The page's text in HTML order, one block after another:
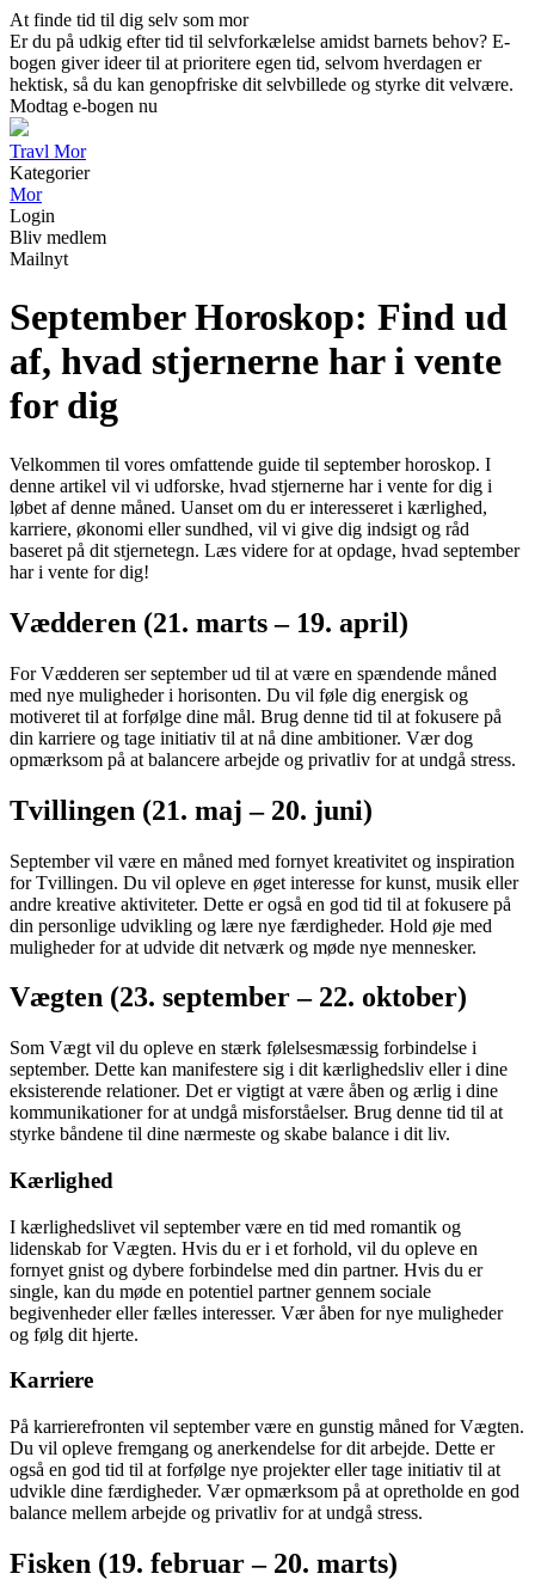
At finde tid til dig selv som mor
Er du på udkig efter tid til selvforkælelse amidst barnets behov? E-
bogen giver ideer til at prioritere egen tid, selvom hverdagen er
hektisk, så du kan genopfriske dit selvbillede og styrke dit velvære.
Modtag e-bogen nu
Travl Mor
Kategorier
Mor
Login
Bliv medlem
Mailnyt
September Horoskop: Find ud
af, hvad stjernerne har i vente
for dig
Velkommen til vores omfattende guide til september horoskop. I
denne artikel vil vi udforske, hvad stjernerne har i vente for dig i
løbet af denne måned. Uanset om du er interesseret i kærlighed,
karriere, økonomi eller sundhed, vil vi give dig indsigt og råd
baseret på dit stjernetegn. Læs videre for at opdage, hvad september
har i vente for dig!
Vædderen (21. marts – 19. april)
For Vædderen ser september ud til at være en spændende måned
med nye muligheder i horisonten. Du vil føle dig energisk og
motiveret til at forfølge dine mål. Brug denne tid til at fokusere på
din karriere og tage initiativ til at nå dine ambitioner. Vær dog
opmærksom på at balancere arbejde og privatliv for at undgå stress.
Tvillingen (21. maj – 20. juni)
September vil være en måned med fornyet kreativitet og inspiration
for Tvillingen. Du vil opleve en øget interesse for kunst, musik eller
andre kreative aktiviteter. Dette er også en god tid til at fokusere på
din personlige udvikling og lære nye færdigheder. Hold øje med
muligheder for at udvide dit netværk og møde nye mennesker.
Vægten (23. september – 22. oktober)
Som Vægt vil du opleve en stærk følelsesmæssig forbindelse i
september. Dette kan manifestere sig i dit kærlighedsliv eller i dine
eksisterende relationer. Det er vigtigt at være åben og ærlig i dine
kommunikationer for at undgå misforståelser. Brug denne tid til at
styrke båndene til dine nærmeste og skabe balance i dit liv.
Kærlighed
I kærlighedslivet vil september være en tid med romantik og
lidenskab for Vægten. Hvis du er i et forhold, vil du opleve en
fornyet gnist og dybere forbindelse med din partner. Hvis du er
single, kan du møde en potentiel partner gennem sociale
begivenheder eller fælles interesser. Vær åben for nye muligheder
og følg dit hjerte.
Karriere
På karrierefronten vil september være en gunstig måned for Vægten.
Du vil opleve fremgang og anerkendelse for dit arbejde. Dette er
også en god tid til at forfølge nye projekter eller tage initiativ til at
udvikle dine færdigheder. Vær opmærksom på at opretholde en god
balance mellem arbejde og privatliv for at undgå stress.
Fisken (19. februar – 20. marts)